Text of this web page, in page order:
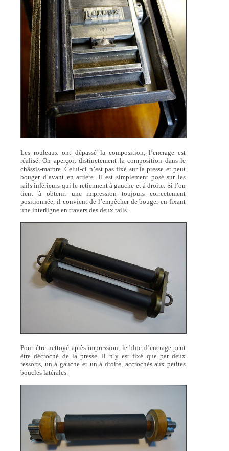
Les rouleaux ont dépassé la composition, l’encrage est
réalisé. On aperçoit distinctement la composition dans le
châssis-marbre. Celui-ci n’est pas fixé sur la presse et peut
bouger d’avant en arrière. Il est simplement posé sur les
rails inférieurs qui le retiennent à gauche et à droite. Si l’on
tient à obtenir une impression toujours correctement
positionnée, il convient de l’empêcher de bouger en fixant
une interligne en travers des deux rails.
Pour être nettoyé après impression, le bloc d’encrage peut
être décroché de la presse. Il n’y est fixé que par deux
ressorts, un à gauche et un à droite, accrochés aux petites
boucles latérales.